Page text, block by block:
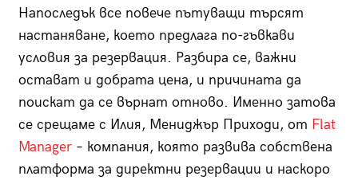
Напоследък все повече пътуващи търсят
настаняване, което предлага по-гъвкави
условия за резервация. Разбира се, важни
остават и добрата цена, и причината да
поискат да се върнат отново. Именно затова
се срещаме с Илия, Мениджър Приходи, от Flat
Manager– компания, която развива собствена
платформа за директни резервации и наскоро